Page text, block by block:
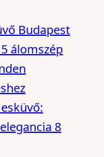
Budapest
álomszép
8